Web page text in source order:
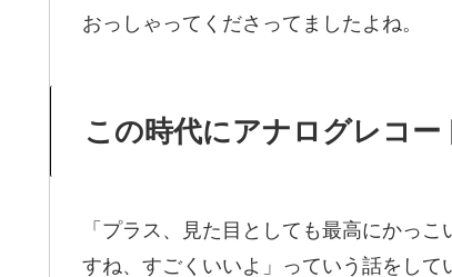
おっしゃってくださってましたよね。
この時代にアナログレコー
「プラス、見た目としても最高にかっ
すね、すごくいいよ」っていう話をし